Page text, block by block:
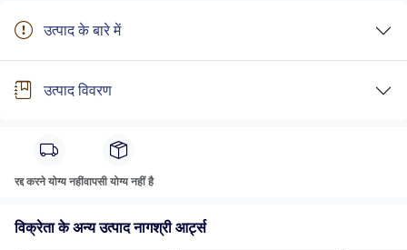
उत्पाद के बारे में
उत्पाद विवरण
रद्द करने योग्य नहींवापसी योग्य नहीं है
विक्रेता के अन्य उत्पाद नागश्री आर्ट्स